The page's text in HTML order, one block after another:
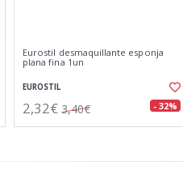
Eurostil desmaquillante esponja
plana fina 1un
EUROSTIL
2,32€ 3,40€ - 32%